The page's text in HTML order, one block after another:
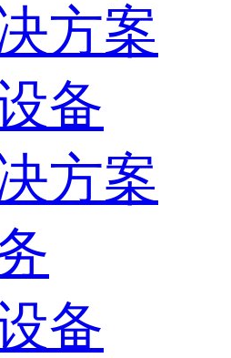
方案
备
方案
备